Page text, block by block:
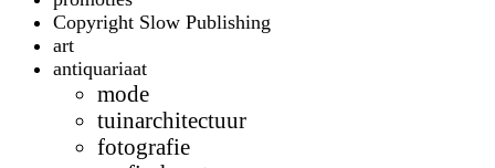
Copyright Slow Publishing
art
antiquariaat
mode
tuinarchitectuur
fotografie